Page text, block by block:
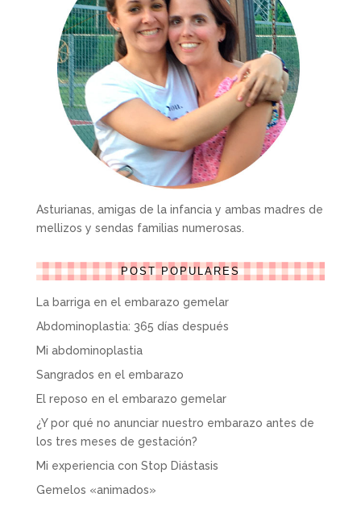
Asturianas, amigas de la infancia y ambas madres de
mellizos y sendas familias numerosas.
POST POPULARES
La barriga en el embarazo gemelar
Abdominoplastia: 365 días después
Mi abdominoplastia
Sangrados en el embarazo
El reposo en el embarazo gemelar
¿Y por qué no anunciar nuestro embarazo antes de
los tres meses de gestación?
Mi experiencia con Stop Diástasis
Gemelos «animados»